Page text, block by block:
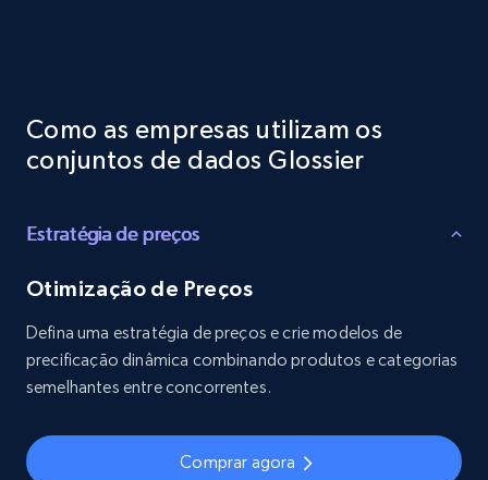
Como as empresas utilizam os
conjuntos de dados Glossier
Estratégia de preços
Otimização de Preços
Defina uma estratégia de preços e crie modelos de
precificação dinâmica combinando produtos e categorias
semelhantes entre concorrentes.
Comprar agora